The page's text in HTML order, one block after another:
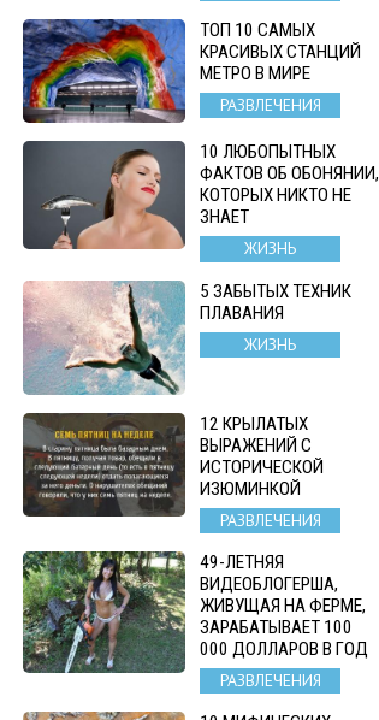
ТОП 10 САМЫХ
КРАСИВЫХ СТАНЦИЙ
МЕТРО В МИРЕ
РАЗВЛЕЧЕНИЯ
10 ЛЮБОПЫТНЫХ
ФАКТОВ ОБ ОБОНЯНИИ,
КОТОРЫХ НИКТО НЕ
ЗНАЕТ
ЖИЗНЬ
5 ЗАБЫТЫХ ТЕХНИК
ПЛАВАНИЯ
ЖИЗНЬ
12 КРЫЛАТЫХ
ВЫРАЖЕНИЙ С
ИСТОРИЧЕСКОЙ
ИЗЮМИНКОЙ
РАЗВЛЕЧЕНИЯ
49-ЛЕТНЯЯ
ВИДЕОБЛОГЕРША,
ЖИВУЩАЯ НА ФЕРМЕ,
ЗАРАБАТЫВАЕТ 100
000 ДОЛЛАРОВ В ГОД
РАЗВЛЕЧЕНИЯ